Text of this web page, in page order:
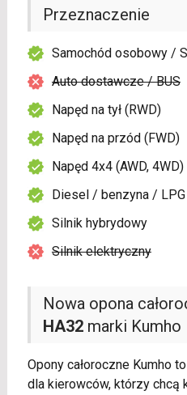
Nowa opona
HA32marki Kumho
Opony całoroczne Kumho
dla kierowców, którzy chcą
Przeznaczenie
Samochód osobowy /
Auto dostawcze / BUS
Napęd na tył (RWD)
Napęd na przód (FWD)
Napęd 4x4 (AWD, 4WD)
Diesel / benzyna / LPG
Silnik hybrydowy
Silnik elektryczny